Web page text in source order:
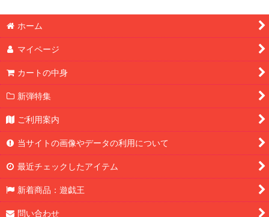
ホーム
マイページ
カートの中身
新弾特集
ご利用案内
当サイトの画像やデータの利用について
最近チェックしたアイテム
新着商品：遊戯王
問い合わせ